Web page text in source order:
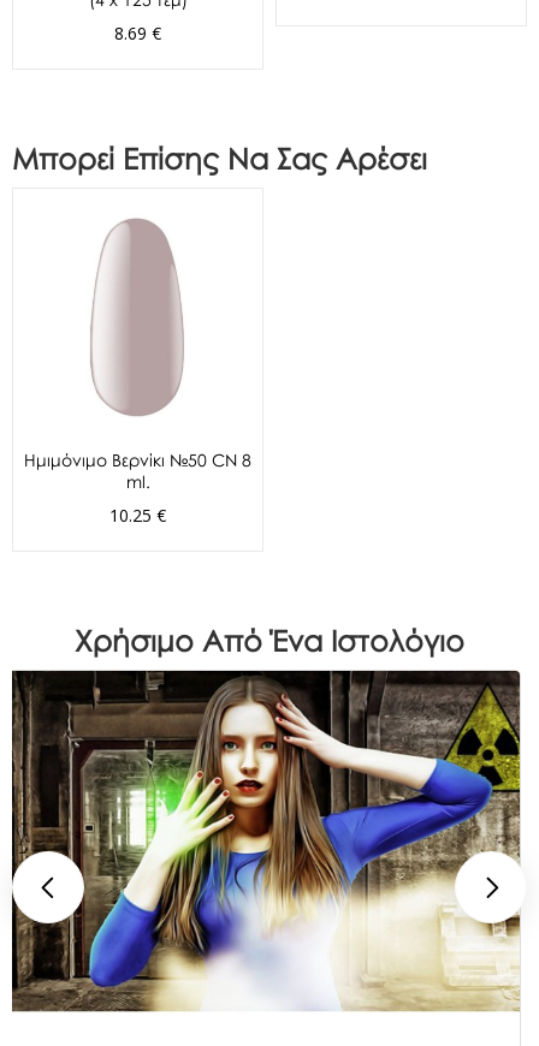
8.69 €
Μπορεί Επίσης Να Σας Αρέσει
Ημιμόνιμο Βερνίκι №50 CN 8
ml.
10.25 €
Χρήσιμο Από Ένα Ιστολόγιο